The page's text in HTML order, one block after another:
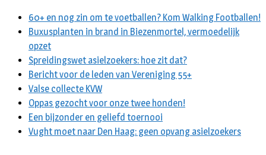
60+ en nog zin om te voetballen? Kom Walking Footballen!
Buxusplanten in brand in Biezenmortel, vermoedelijk
opzet
Spreidingswet asielzoekers: hoe zit dat?
Bericht voor de leden van Vereniging 55+
Valse collecte KVW
Oppas gezocht voor onze twee honden!
Een bijzonder en geliefd toernooi
Vught moet naar Den Haag: geen opvang asielzoekers